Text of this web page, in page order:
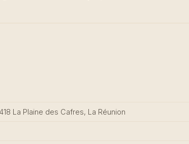
La Plaine des Cafres, La Réunion